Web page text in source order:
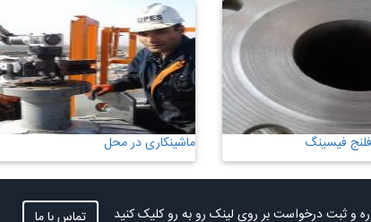
فیسینگ ماشینکاری در محل
و ثبت درخواست بر روی لینک رو به رو کلیک کنید تماس با ما